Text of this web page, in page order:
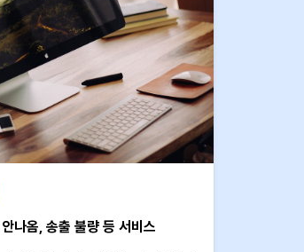
나옴, 송출 불량 등 서비스